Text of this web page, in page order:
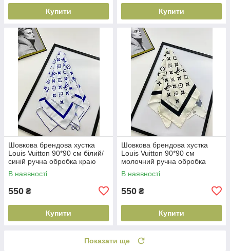
Купити Купити
Шовкова брендова хустка
Louis Vuitton 90*90 см білий/
синій ручна обробка краю
В наявності
550 ₴
Купити
Шовкова брендова хустка
Louis Vuitton 90*90 см
молочний ручна обробка
краю
В наявності
550 ₴
Купити
Показати ще